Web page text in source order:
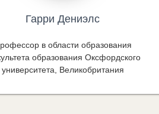
Гарри Дениэлс
в области образования
образования Оксфордского
университета, Великобритания